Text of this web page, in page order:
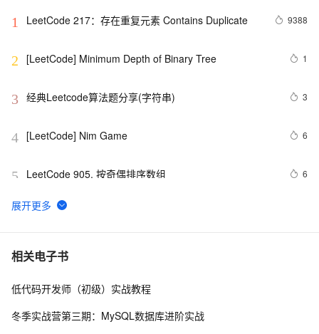
1 LeetCode 217：存在重复元素	Contains Duplicate 9388
2 [LeetCode] Minimum Depth of Binary Tree 1
3 经典Leetcode算法题分享(字符串) 3
4 [LeetCode] Nim Game 6
5 LeetCode 905. 按奇偶排序数组 6
6 [LeetCode] Summary Ranges
7 leetcode  226 Invert Binary Tree 翻转二叉树
8 leetcode  21 Merge Two Sorted Lists
相关电子书
低代码开发师（初级）实战教程
冬季实战营第三期：MySQL数据库进阶实战